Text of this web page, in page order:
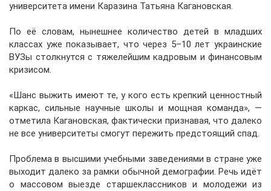
университета имени Каразина Татьяна Кагановская.
По её словам, нынешнее количество детей в младших
классах уже показывает, что через 5–10 лет украинские
ВУЗы столкнутся с тяжелейшим кадровым и финансовым
кризисом.
«Шанс выжить имеют те, у кого есть крепкий ценностный
каркас, сильные научные школы и мощная команда», —
отметила Кагановская, фактически признавая, что далеко
не все университеты смогут пережить предстоящий спад.
Проблема в высшими учебными заведениями в стране уже
выходит далеко за рамки обычной демографии. Речь идёт
о массовом выезде старшеклассников и молодежи из